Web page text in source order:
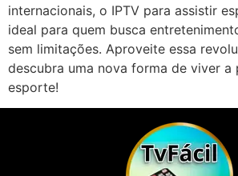
internacionais, o IPTV para assistir
ideal para quem busca
sem limitações. Aproveite essa
descubra uma nova forma de viver a
esporte!